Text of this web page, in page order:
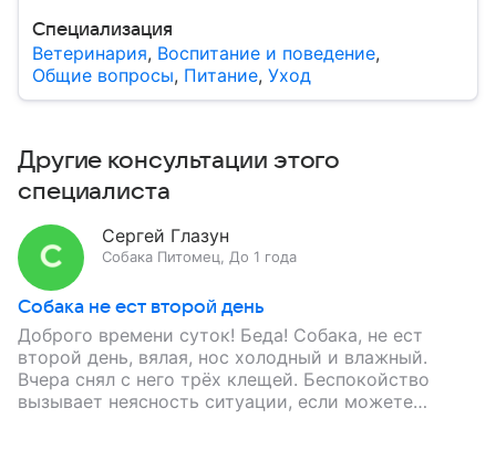
Специализация
Ветеринария, Воспитание и поведение,
Общие вопросы, Питание, Уход
Другие консультации этого
специалиста
Сергей Глазун
Собака Питомец До 1 года
Собака не ест второй день
Доброго времени суток! Беда! Собака, не ест
второй день, вялая, нос холодный и влажный.
Вчера снял с него трёх клещей. Беспокойство
вызывает неясность ситуации, если можете